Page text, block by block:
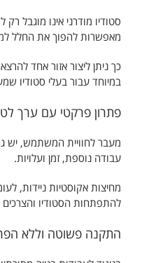
סטודיו מודרני אינו מוגבל
מאפשרות להפוך את החלל
כך ניתן ליצור אזור אחד
במיוחד עבור בעלי סטודיו
פתרון פרקטי עם ערך
מעבר לחוויית המשתמש, יש
עבודה נוספת, זמן ועלויות.
מחיצות אקוסטיות ניידות,
להתפתחות הסטודיו
התקנה פשוטה וללא